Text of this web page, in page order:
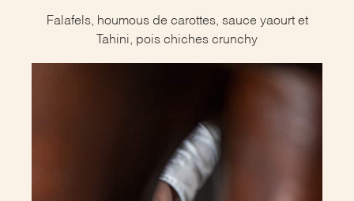
Falafels, houmous de carottes, sauce yaourt et
Tahini, pois chiches crunchy